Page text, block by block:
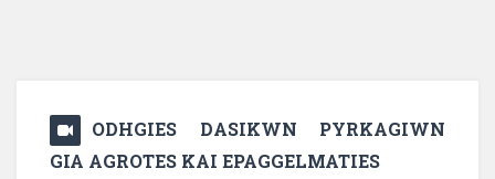
ODHGIES DASIKWN PYRKAGIWN
GIA AGROTES KAI EPAGGELMATIES